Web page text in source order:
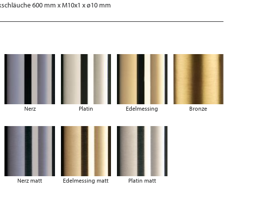
600 mm x M10x1 x ø10 mm
Nerz Platin Edelmessing Bronze
Nerz matt Edelmessing matt Platin matt